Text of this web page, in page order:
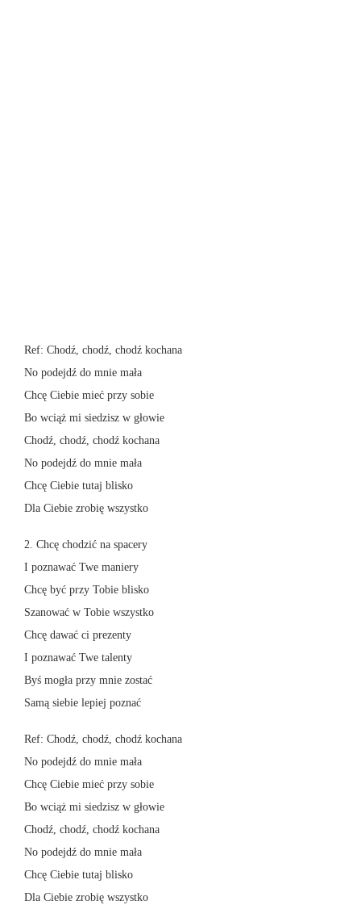
Ref: Chodź, chodź, chodź kochana
No podejdź do mnie mała
Chcę Ciebie mieć przy sobie
Bo wciąż mi siedzisz w głowie
Chodź, chodź, chodź kochana
No podejdź do mnie mała
Chcę Ciebie tutaj blisko
Dla Ciebie zrobię wszystko
2. Chcę chodzić na spacery
I poznawać Twe maniery
Chcę być przy Tobie blisko
Szanować w Tobie wszystko
Chcę dawać ci prezenty
I poznawać Twe talenty
Byś mogła przy mnie zostać
Samą siebie lepiej poznać
Ref: Chodź, chodź, chodź kochana
No podejdź do mnie mała
Chcę Ciebie mieć przy sobie
Bo wciąż mi siedzisz w głowie
Chodź, chodź, chodź kochana
No podejdź do mnie mała
Chcę Ciebie tutaj blisko
Dla Ciebie zrobię wszystko